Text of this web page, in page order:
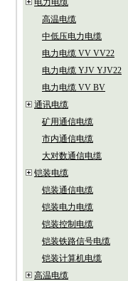
电力电缆
高温电缆
中低压电力电缆
电力电缆 VV VV22
电力电缆 YJV YJV22
电力电缆 VV BV
通讯电缆
矿用通信电缆
市内通信电缆
大对数通信电缆
铠装电缆
铠装通信电缆
铠装电力电缆
铠装控制电缆
铠装铁路信号电缆
铠装计算机电缆
高温电缆